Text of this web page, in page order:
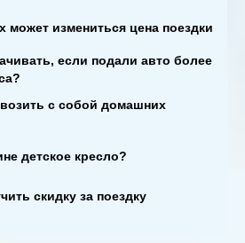
может измениться цена поездки
если подали авто более
с собой домашних
детское кресло?
скидку за поездку